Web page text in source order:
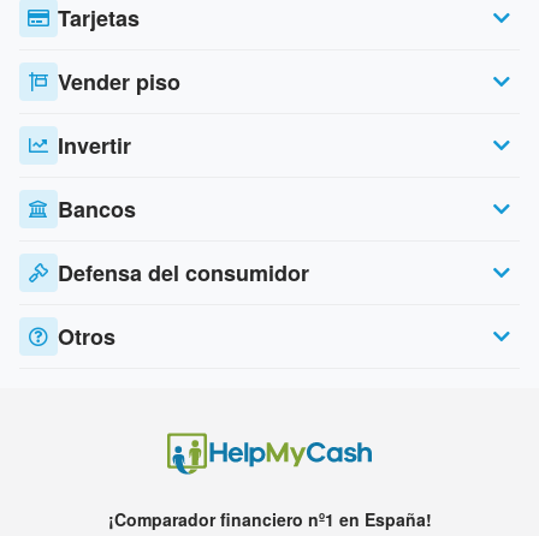
Tarjetas
Vender piso
Invertir
Bancos
Defensa del consumidor
Otros
¡Comparador financiero nº1 en España!